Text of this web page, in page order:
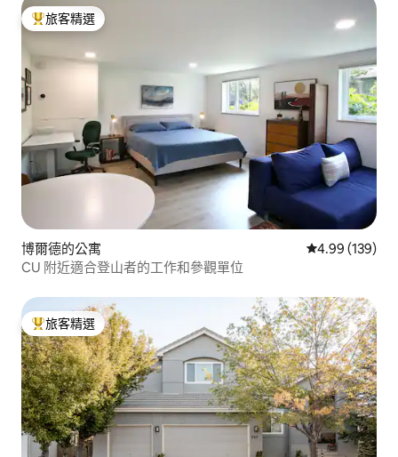
旅客精選榜首
旅客精選
博爾德的公寓 從 139 則評價
4.99 (139)
CU 附近適合登山者的工作和參觀單位
旅客精選榜首
旅客精選